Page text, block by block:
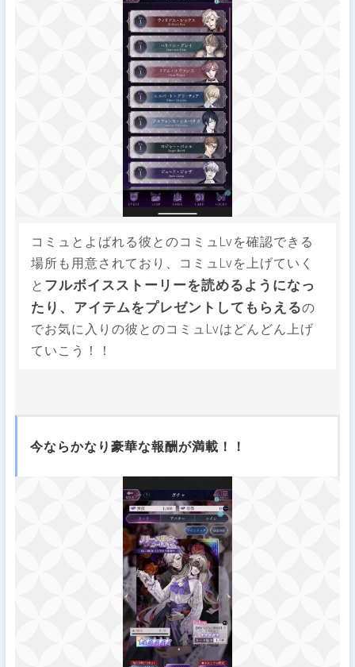
コミュとよばれる彼とのコミュLvを確認できる
場所も用意されており、コミュLvを上げていく
と フルボイスストーリーを読めるようになっ
たり、アイテムをプレゼントしてもらえるの
でお気に入りの彼とのコミュLvはどんどん上げ
ていこう！！
今ならかなり豪華な報酬が満載！！